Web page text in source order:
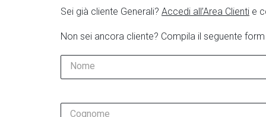
Sei già cliente Generali? Accedi all’Area Clienti e
Non sei ancora cliente? Compila il seguente form
Nome
Cognome